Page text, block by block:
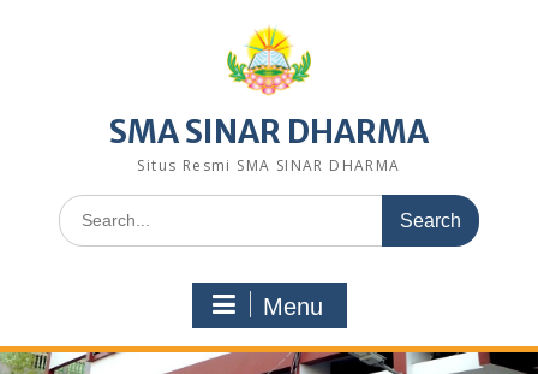
SMA SINAR DHARMA
Situs Resmi SMA SINAR DHARMA
Search
for:
Menu